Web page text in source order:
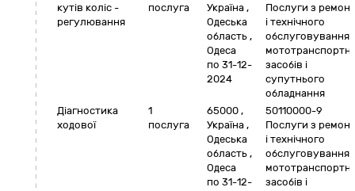
кутів коліс -
регулювання
послуга
Україна ,
Одеська
область ,
Одеса
по 31-12-
2024
Послуги з
і технічного
обслуговування
засобів і
супутнього
обладнання
Діагностика
ходової
1
послуга
65000 ,
Україна ,
Одеська
область ,
Одеса
по 31-12-
50110000-9
Послуги з
і технічного
обслуговування
засобів і